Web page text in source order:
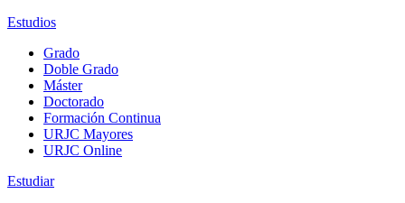
Estudios
Grado
Doble Grado
Máster
Doctorado
Formación Continua
URJC Mayores
URJC Online
Estudiar